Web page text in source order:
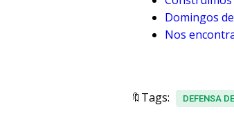
Domingos
Nos
🔖Tags: DEFENSA